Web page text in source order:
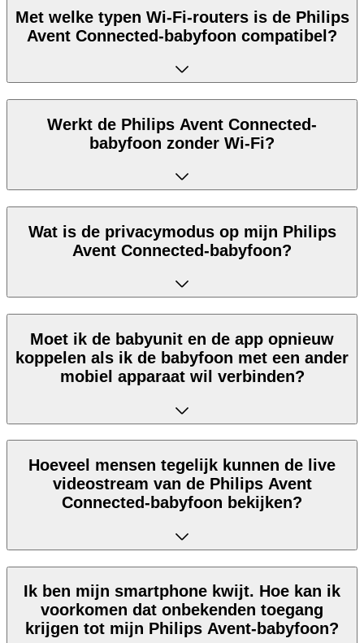
Met welke typen Wi-Fi-routers is de Philips
Avent Connected-babyfoon compatibel?
Werkt de Philips Avent Connected-
babyfoon zonder Wi-Fi?
Wat is de privacymodus op mijn Philips
Avent Connected-babyfoon?
Moet ik de babyunit en de app opnieuw
koppelen als ik de babyfoon met een ander
mobiel apparaat wil verbinden?
Hoeveel mensen tegelijk kunnen de live
videostream van de Philips Avent
Connected-babyfoon bekijken?
Ik ben mijn smartphone kwijt. Hoe kan ik
voorkomen dat onbekenden toegang
krijgen tot mijn Philips Avent-babyfoon?